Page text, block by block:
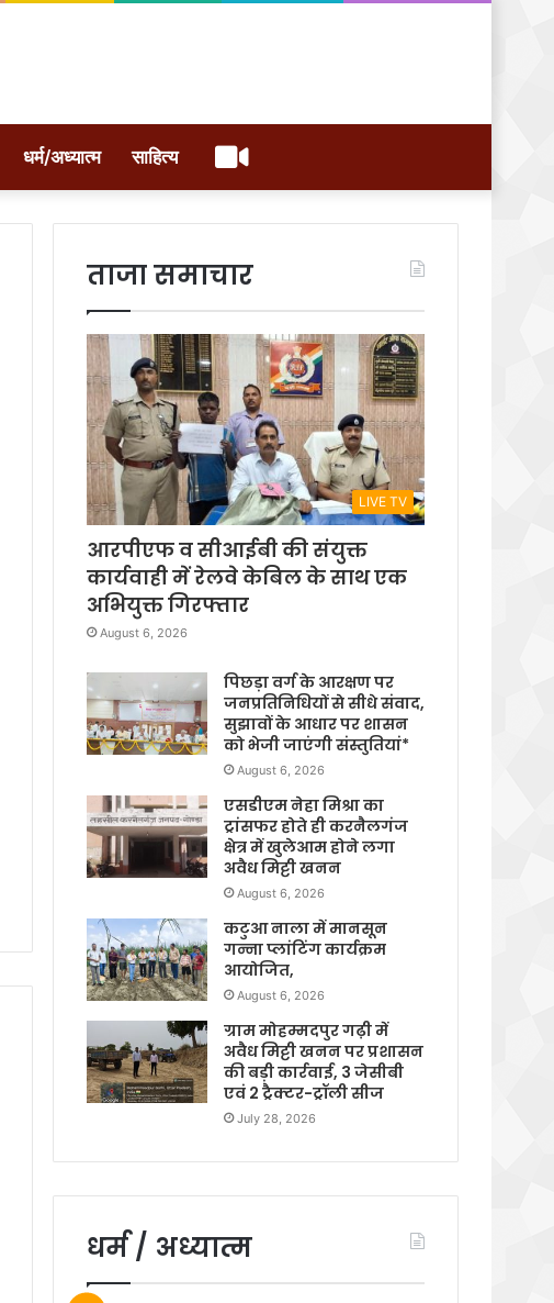
धर्म/अध्यात्म साहित्य वीडियो
ताजा समाचार
LIVE TV
आरपीएफ व सीआईबी की संयुक्त
कार्यवाही में रेलवे केबिल के साथ एक
अभियुक्त गिरफ्तार
August 6, 2026
पिछड़ा वर्ग के आरक्षण पर
जनप्रतिनिधियों से सीधे संवाद,
सुझावों के आधार पर शासन
को भेजी जाएंगी संस्तुतियां*
August 6, 2026
एसडीएम नेहा मिश्रा का
ट्रांसफर होते ही करनैलगंज
क्षेत्र में खुलेआम होने लगा
अवैध मिट्टी खनन
August 6, 2026
कटुआ नाला में मानसून
गन्ना प्लांटिंग कार्यक्रम
आयोजित,
August 6, 2026
ग्राम मोहम्मदपुर गढ़ी में
अवैध मिट्टी खनन पर प्रशासन
की बड़ी कार्रवाई, 3 जेसीबी
एवं 2 ट्रैक्टर-ट्रॉली सीज
July 28, 2026
धर्म / अध्यात्म